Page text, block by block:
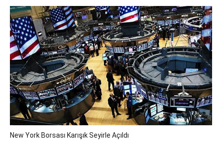
New York Borsası Karışık Seyirle Açıldı